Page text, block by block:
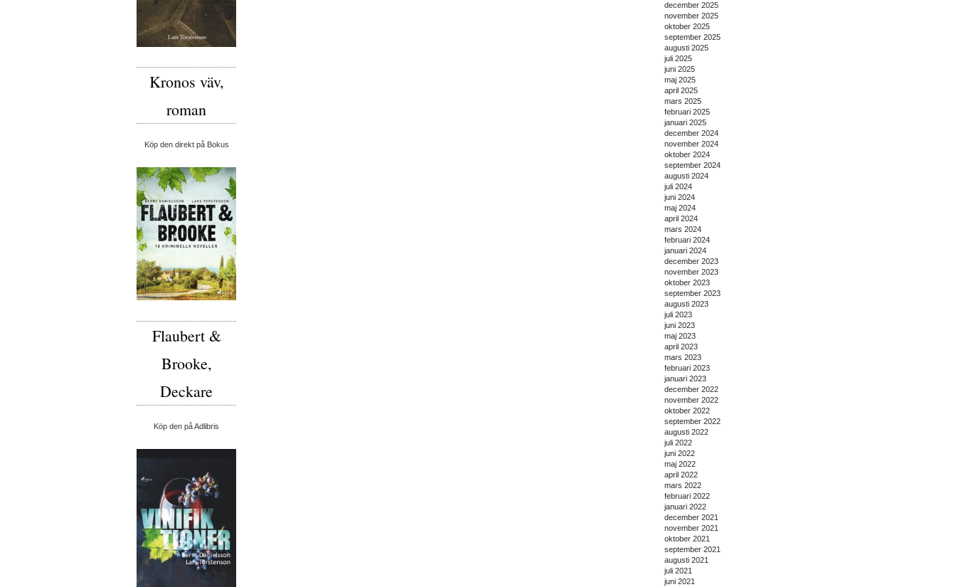
december 2025
november 2025
oktober 2025
september 2025
augusti 2025
juli 2025
juni 2025
maj 2025
april 2025
mars 2025
februari 2025
januari 2025
december 2024
november 2024
oktober 2024
september 2024
augusti 2024
juli 2024
juni 2024
maj 2024
april 2024
mars 2024
februari 2024
januari 2024
december 2023
november 2023
oktober 2023
september 2023
augusti 2023
juli 2023
juni 2023
maj 2023
april 2023
mars 2023
februari 2023
januari 2023
december 2022
november 2022
oktober 2022
september 2022
augusti 2022
juli 2022
juni 2022
maj 2022
april 2022
mars 2022
februari 2022
januari 2022
december 2021
november 2021
oktober 2021
september 2021
augusti 2021
juli 2021
juni 2021
Kronos väv,
roman
Köp den direkt på Bokus
Flaubert &
Brooke,
Deckare
Köp den på Adlibris